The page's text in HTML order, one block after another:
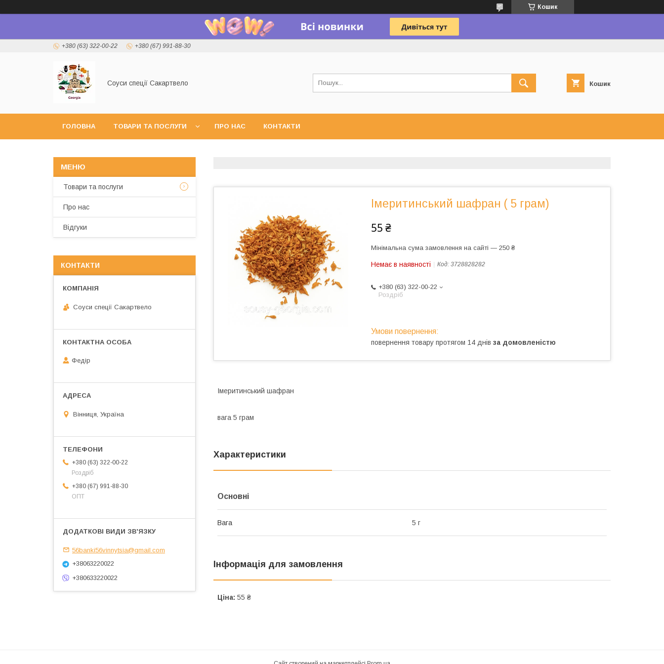
Кошик
+380 (63) 322-00-22 +380 (67) 991-88-30
Соуси спеції Сакартвело Кошик
ГОЛОВНА ТОВАРИ ТА ПОСЛУГИ ПРО НАС КОНТАКТИ
Імеритинський шафран ( 5 грам)
55 ₴
Мінімальна сума замовлення на сайті — 250 ₴
Немає в наявності Код: 3728828282
+380 (63) 322-00-22
Роздріб
повернення товару протягом 14 днів за домовленістю
Імеритинський шафран
вага 5 грам
Характеристики
Основні
Вага 5 г
Інформація для замовлення
Ціна: 55 ₴
Товари та послуги
Про нас
Відгуки
КОНТАКТИ
Соуси спеції Сакартвело
Федір
Вінниця, Україна
+380 (63) 322-00-22
Роздріб
+380 (67) 991-88-30
ОПТ
56banki56vinnytsia@gmail.com
+38063220022
+380633220022